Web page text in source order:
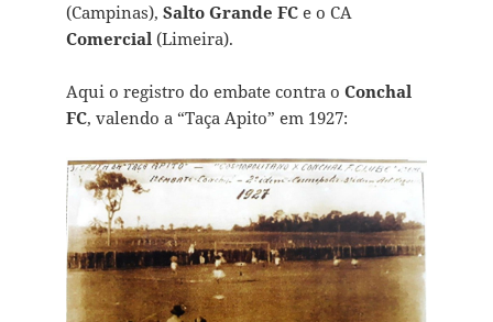
(Campinas), Salto Grande FCe o CA
Comercial(Limeira).
Aqui o registro do embate contra o Conchal
FC, valendo a “Taça Apito” em 1927: